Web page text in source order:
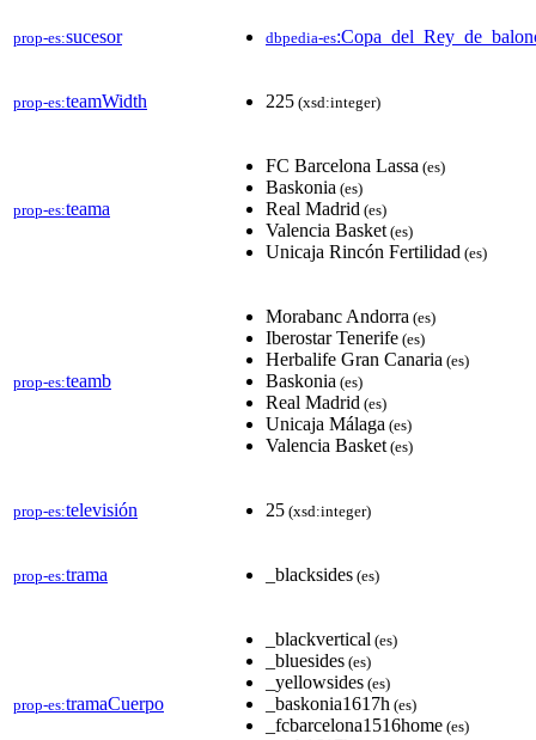
prop-es:sucesor dbpedia-es
prop-es:teamWidth 225 (xsd:integer)
prop-es:teama
FC Barcelona Lassa (es)
Baskonia (es)
Real Madrid (es)
Valencia Basket (es)
Unicaja Rincón Fertilidad (es)
prop-es:teamb
Morabanc Andorra (es)
Iberostar Tenerife (es)
Herbalife Gran Canaria (es)
Baskonia (es)
Real Madrid (es)
Unicaja Málaga (es)
Valencia Basket (es)
prop-es:televisión 25 (xsd:integer)
prop-es:trama _blacksides (es)
prop-es:tramaCuerpo
_blackvertical (es)
_bluesides (es)
_yellowsides (es)
_baskonia1617h (es)
_fcbarcelona1516home (es)